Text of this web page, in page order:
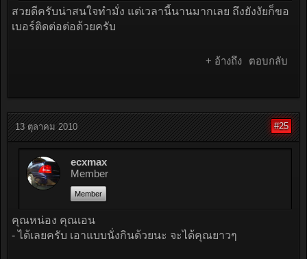
สวยดีครับน่าสนใจทำมั่ง แต่เวลานี้นานมากเลย ถึงยังงัยก็ขอ
เบอร์ติดต่อต่อด้วยครับ
+ อ้างถึง ตอบกลับ
13 ตุลาคม 2010 #25
ecxmax
Member
Member
คุณหน่อง คุณเอน
- ได้เลยครับ เอาแบบนั่งกินด้วยนะ จะได้คุณยาวๆ